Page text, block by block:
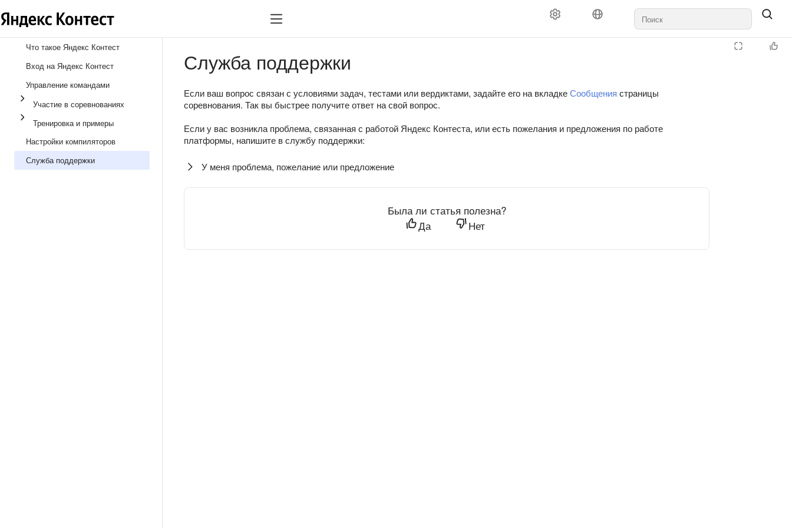
Что такое Яндекс Контест
Вход на Яндекс Контест
Управление командами
Участие в соревнованиях
Тренировка и примеры
Настройки компиляторов
Служба поддержки
Служба поддержки
Если ваш вопрос связан с условиями задач, тестами или вердиктами, задайте его на вкладкеСообщения страницы
соревнования. Так вы быстрее получите ответ на свой вопрос.
Если у вас возникла проблема, связанная с работой Яндекс Контеста, или есть пожелания и предложения по работе
платформы, напишите в службу поддержки:
У меня проблема, пожелание или предложение
Была ли статья полезна?
Да
Нет